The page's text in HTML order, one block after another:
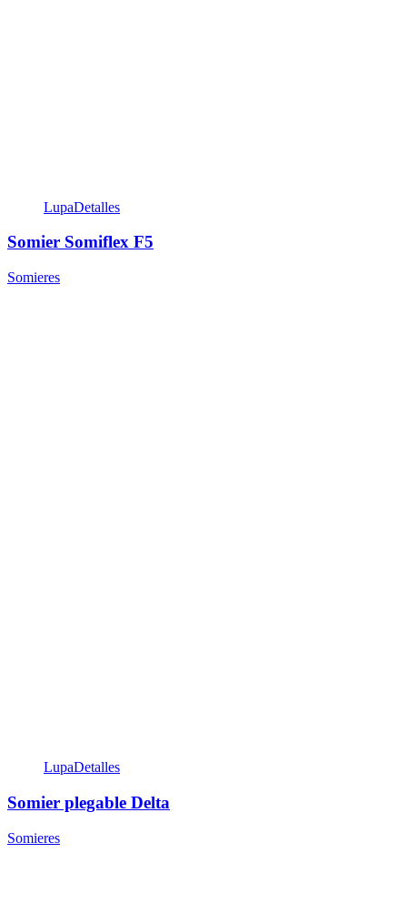
LupaDetalles
Somier Somiflex F5
Somieres
LupaDetalles
Somier plegable Delta
Somieres